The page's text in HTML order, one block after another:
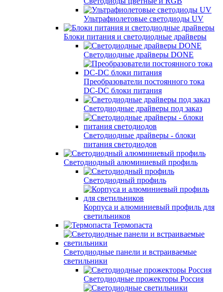
Ультрафиолетовые светодиоды UV
Блоки питания и светодиодные драйверы
Светодиодные драйверы DONE
Преобразователи постоянного тока
DC-DC блоки питания
Светодиодные драйверы под заказ
Светодиодные драйверы - блоки
питания светодиодов
Светодиодный алюминиевый профиль
Светодиодный профиль
Корпуса и алюминиевый профиль для
светильников
Термопаста
Светодиодные панели и встраиваемые
светильники
Светодиодные прожекторы Россия